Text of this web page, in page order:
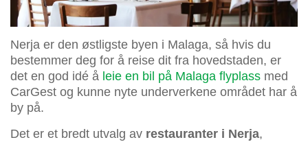
Nerja er den østligste byen i Malaga, så hvis du
bestemmer deg for å reise dit fra hovedstaden, er
det en god idé å leie en bil på Malaga flyplass med
CarGest og kunne nyte underverkene området har å
by på.
Det er et bredt utvalg av restauranter i Nerja,